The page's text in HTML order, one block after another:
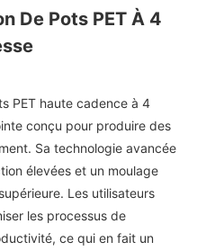
De Pots PET À 4
PET haute cadence à 4
conçu pour produire des
Sa technologie avancée
élevées et un moulage
Les utilisateurs
les processus de
ce qui en fait un